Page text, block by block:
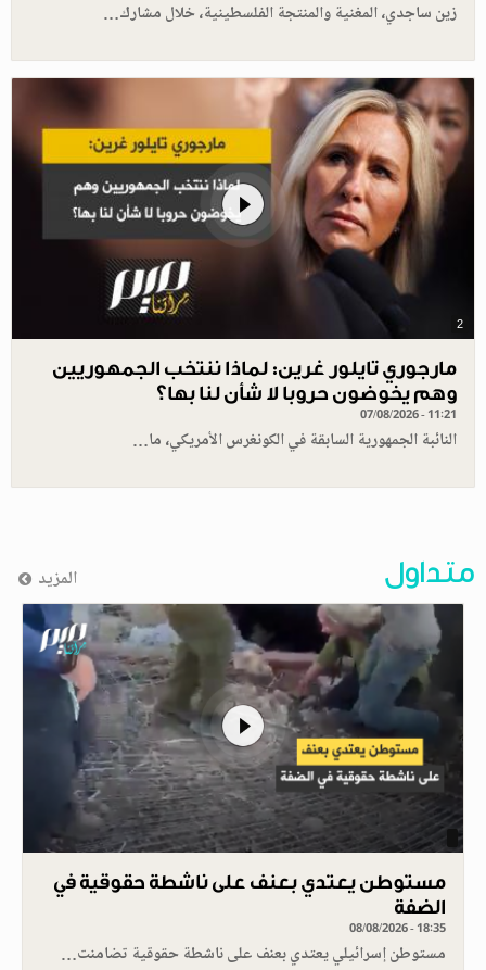
زين ساجدي، المغنية والمنتجة الفلسطينية، خلال مشارك…
2
مارجوري تايلور غرين: لماذا ننتخب الجمهوريين
وهم يخوضون حروبا لا شأن لنا بها؟
07/08/2026 - 11:21
النائبة الجمهورية السابقة في الكونغرس الأمريكي، ما…
متداول المزيد
مستوطن يعتدي بعنف على ناشطة حقوقية في
الضفة
08/08/2026 - 18:35
مستوطن إسرائيلي يعتدي بعنف على ناشطة حقوقية تضامنت…